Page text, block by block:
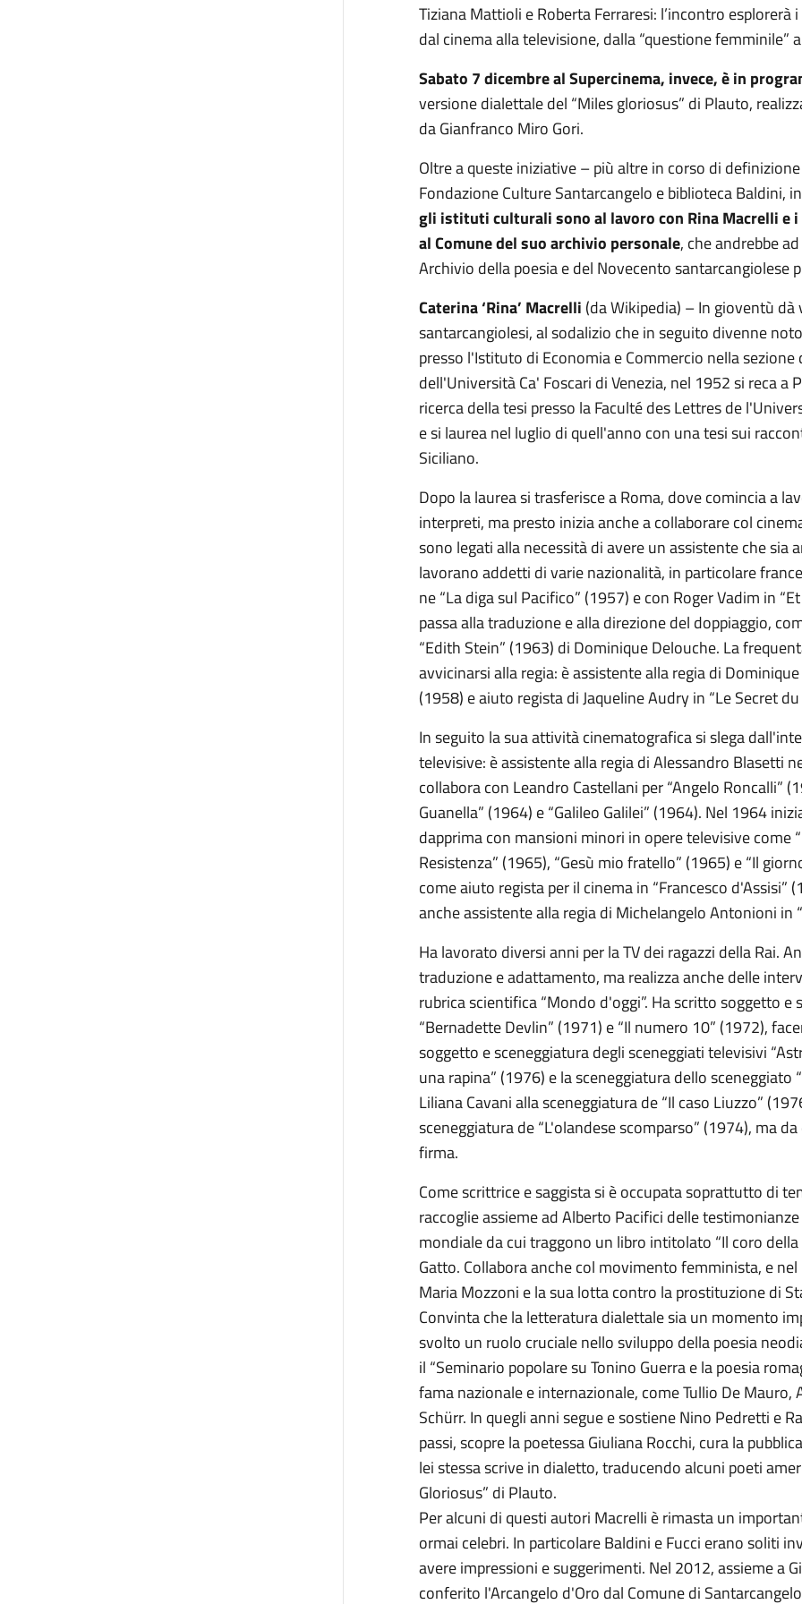
Tiziana Mattioli e Roberta Ferraresi: l’incontro
dal cinema alla televisione, dalla “questione femminile”
Sabato 7 dicembre al Supercinema, invece, è in
versione dialettale del “Miles gloriosus” di Plauto,
da Gianfranco Miro Gori.
Oltre a queste iniziative – più altre in corso di
Fondazione Culture Santarcangelo e biblioteca Baldini,
gli istituti culturali sono al lavoro con Rina Macrelli
al Comune del suo archivio personale, che andrebbe
Archivio della poesia e del Novecento santarcangiolese
Caterina ‘Rina’ Macrelli (da Wikipedia) – In gioventù
santarcangiolesi, al sodalizio che in seguito divenne
presso l'Istituto di Economia e Commercio nella
dell'Università Ca' Foscari di Venezia, nel 1952 si reca
ricerca della tesi presso la Faculté des Lettres de
e si laurea nel luglio di quell'anno con una tesi sui
Siciliano.
Dopo la laurea si trasferisce a Roma, dove comincia a
interpreti, ma presto inizia anche a collaborare col
sono legati alla necessità di avere un assistente che
lavorano addetti di varie nazionalità, in particolare
ne “La diga sul Pacifico” (1957) e con Roger Vadim in
passa alla traduzione e alla direzione del doppiaggio,
“Edith Stein” (1963) di Dominique Delouche. La
avvicinarsi alla regia: è assistente alla regia di
(1958) e aiuto regista di Jaqueline Audry in “Le Secret
In seguito la sua attività cinematografica si slega
televisive: è assistente alla regia di Alessandro Blasetti
collabora con Leandro Castellani per “Angelo Roncalli”
Guanella” (1964) e “Galileo Galilei” (1964). Nel 1964
dapprima con mansioni minori in opere televisive come
Resistenza” (1965), “Gesù mio fratello” (1965) e “Il
come aiuto regista per il cinema in “Francesco d'Assisi”
anche assistente alla regia di Michelangelo Antonioni in
Ha lavorato diversi anni per la TV dei ragazzi della Rai.
traduzione e adattamento, ma realizza anche delle
rubrica scientifica “Mondo d'oggi”. Ha scritto soggetto
“Bernadette Devlin” (1971) e “Il numero 10” (1972),
soggetto e sceneggiatura degli sceneggiati televisivi
una rapina” (1976) e la sceneggiatura dello
Liliana Cavani alla sceneggiatura de “Il caso Liuzzo”
sceneggiatura de “L'olandese scomparso” (1974), ma
firma.
Come scrittrice e saggista si è occupata soprattutto di
raccoglie assieme ad Alberto Pacifici delle
mondiale da cui traggono un libro intitolato “Il coro
Gatto. Collabora anche col movimento femminista, e
Maria Mozzoni e la sua lotta contro la prostituzione di
Convinta che la letteratura dialettale sia un momento
svolto un ruolo cruciale nello sviluppo della poesia
il “Seminario popolare su Tonino Guerra e la poesia
fama nazionale e internazionale, come Tullio De
Schürr. In quegli anni segue e sostiene Nino Pedretti e
passi, scopre la poetessa Giuliana Rocchi, cura la
lei stessa scrive in dialetto, traducendo alcuni poeti
Gloriosus” di Plauto.
Per alcuni di questi autori Macrelli è rimasta un
ormai celebri. In particolare Baldini e Fucci erano soliti
avere impressioni e suggerimenti. Nel 2012, assieme a
conferito l'Arcangelo d'Oro dal Comune di